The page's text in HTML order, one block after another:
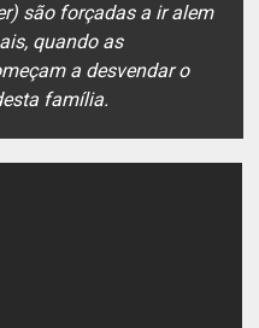
são forçadas a ir alem
quando as
a desvendar o
família.